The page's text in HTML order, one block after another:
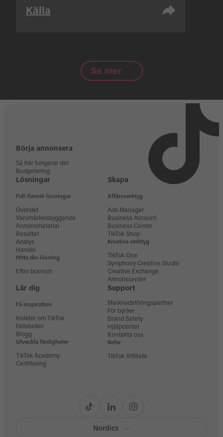
Källa
Se mer
Börja annonsera
Så här fungerar det
Budgetering
Lösningar
Full-funnel-lösningar
Översikt
Varumärkesbyggande
Annonsmaterial
Resultat
Analys
Handel
Hitta din lösning
Efter bransch
Skapa
Affärsverktyg
Ads Manager
Business Account
Business Center
TikTok Shop
Kreativa verktyg
TikTok One
Symphony Creative Studio
Creative Exchange
Annonscenter
Lär dig
Få inspiration
Insikter om TikTok
Fallstudier
Blogg
Utveckla färdigheter
TikTok Academy
Certifiering
Support
Marknadsföringspartner
För byråer
Brand Safety
Hjälpcenter
Kontakta oss
Refer
TikTok Affiliate
Nordics